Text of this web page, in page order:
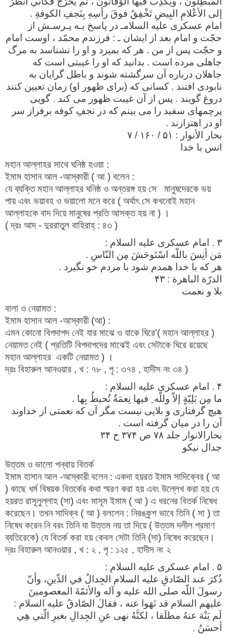
إلى الأعْلامِ البِيضِ تَخْفِقُ فوقَ رأسِهِ بِنَجفِ الكوفةِ .
امام عسكرى عليه السلامـ در پاسخ بـه پـرسـش از
حجّت و امام بعد از ايشان ـ : فرزندم محمّد ، اوست امام
و حجّت پس از من . هر كه بميرد و او را نشناسد به مرگ
جاهلى مرده است . بدانيد كه او را غيبتى است كه
جاهلان درباره آن سرگشته شوند و باطل گرايان به
نابودى افتند . كسانى كه (براى ظهور او) زمان تعيين كنند
دروغ گويند . پس از آن غيبت ظهور مى كند . گويى
پرچمهاى سفيد را مى بينم كه در نجفِ كوفه برفراز سر
او در اهتزازند .
بحار الأنوار : ۵۱ / ۱۶۰ / ۷
انس با خدا
মহান আল্লাহর সাথে ঘনিষ্ঠ হওয়া :
ইমাম হাসান আল -আস্কারী ( আ ) বলেন :
যে ব্যক্তি মহান আল্লাহর ঘনিষ্ঠ ও অন্তরঙ্গ হয় সে মানুষদেরকে ভয়
পায় এবং ভয়াবহ ও ভয়ালো মনে করে ( অর্থাৎ সে কখনোই মহান
আল্লাহকে বাদ দিয়ে মানুষের প্রতি আসক্ত হয় না ) ।
( দ্রঃ আদ - দুররাতুল বাহিরাহ্ : ৪৩ )
۳ . امام عسكرى عليه السلام :
مَن أنِسَ باللّه اسْتَوحَشَ مِن النّاسِ .
هر كه با خدا همدم شود با مردم خو نگيرد .
الدرّة الباهرة : ۴۳
بلا و نعمت
বালা ও নেয়ামত :
ইমাম হাসান আল -আস্কারী (আ) :
এমন কোনো বিপদাপদ নেই যার মাঝে ও যাকে ঘিরে'( মহান আল্লাহর )
নেয়ামত নেই ( প্রতিটি বিপদাপদের মাঝেই এবং সেটাকে ঘিরে রয়েছে
মহান আল্লাহর একটি নেয়ামত ) ।
দ্রঃ বিহারুল আনওয়ার , খ : ৭৮ , পৃ : ৩৭৪ , হাদীস নং ৩৪ )
۴ . امام عسكرى عليه السلام :
ما مِن بَلِيّةٍ إلاّ وللّه ِ فيها نِعمَةٌ تُحيطُ بِها .
هيچ گرفتارى و بلايى نيست مگر آن كه نعمتى از خداوند
آن را در ميان گرفته است .
بحارالانوار جلد ۷۸ ص ۳۷۴ ح ۳۴
جدال نیکو
উত্তম ও ভালো পন্থায় বিতর্ক
ইমাম হাসান আল -আস্কারী বলেন : একদা হয়রত ইমাম সাদিক্বের ( আ
) কাছে ধর্ম বিষয়ক বিতর্কের কথা স্মরণ করা হয় এবং উল্লেখ করা হয় যে
হয়রত রাসূলুল্লাহ (সা) এবং মাসূম ইমাম ( আ ) এ ধরনের বিতর্ক নিষেধ
করেছেন। তখন সাদিক্ব ( আ ) বললেন : নিরঙ্কুশ ভাবে তিনি ( সা ) তা
নিষেধ করেন নি বরং তিনি যা উত্তম নয় তা দিয়ে ( উত্তম দলীল প্রমাণ
ব্যতিরেকে) যে বিতর্ক করা হয় কেবল সেটা তিনি (সা) নিষেধ করেছেন।
দ্রঃ বিহারুল আনওয়ার , খ : ২ , পৃ : ১২৫ , হাদীস নং ২
۵ . امام عسكرى عليه السلام :
ذُكرَ عند الصّادقِ عليه السلام الجِدالُ في الدِّينِ، وأنّ
رسولَ اللّه صلى الله عليه و آله والأئمّةَ المعصومينَ
عليهم السلام قد نَهَوا عنه ، فقالَ الصّادقُ عليه السلام :
لَم يَنْهَ عنهُ مطلَقا ، لكنَّهُ نهى عنِ الجِدالِ بغيرِ الّتي هِي
أحسَنُ .